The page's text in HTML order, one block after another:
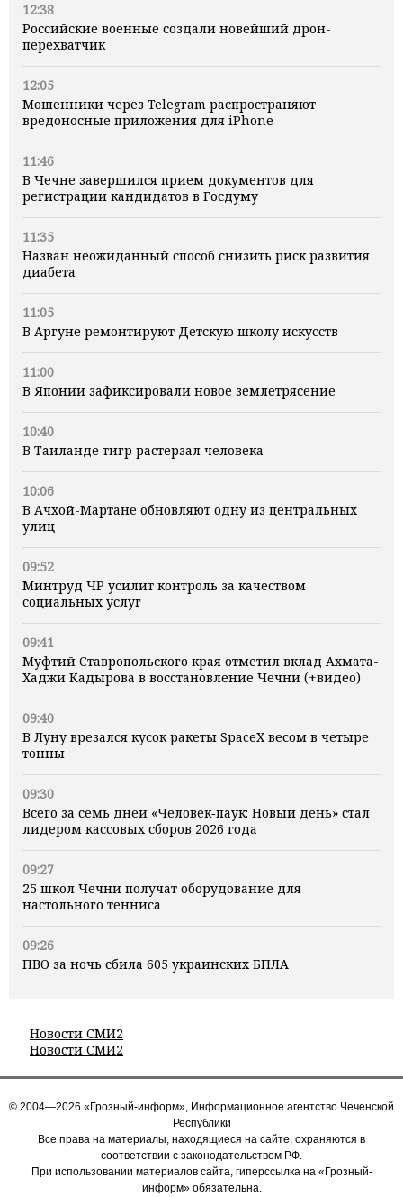
12:38
Российские военные создали новейший дрон-
перехватчик
12:05
Мошенники через Telegram распространяют
вредоносные приложения для iPhone
11:46
В Чечне завершился прием документов для
регистрации кандидатов в Госдуму
11:35
Назван неожиданный способ снизить риск развития
диабета
11:05
В Аргуне ремонтируют Детскую школу искусств
11:00
В Японии зафиксировали новое землетрясение
10:40
В Таиланде тигр растерзал человека
10:06
В Ачхой-Мартане обновляют одну из центральных
улиц
09:52
Минтруд ЧР усилит контроль за качеством
социальных услуг
09:41
Муфтий Ставропольского края отметил вклад Ахмата-
Хаджи Кадырова в восстановление Чечни (+видео)
09:40
В Луну врезался кусок ракеты SpaceX весом в четыре
тонны
09:30
Всего за семь дней «Человек‑паук: Новый день» стал
лидером кассовых сборов 2026 года
09:27
25 школ Чечни получат оборудование для
настольного тенниса
09:26
ПВО за ночь сбила 605 украинских БПЛА
Новости СМИ2
Новости СМИ2
© 2004—2026 «Грозный-информ», Информационное агентство Чеченской
Республики
Все права на материалы, находящиеся на сайте, охраняются в
соответствии с законодательством РФ.
При использовании материалов сайта, гиперссылка на «Грозный-
информ» обязательна.